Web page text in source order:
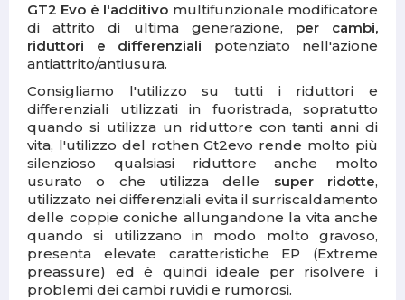
GT2 Evo è l'additivo multifunzionale modificatore
di attrito di ultima generazione, per cambi,
riduttori e differenziali potenziato nell'azione
antiattrito/antiusura.
Consigliamo l'utilizzo su tutti i riduttori e
differenziali utilizzati in fuoristrada, sopratutto
quando si utilizza un riduttore con tanti anni di
vita, l'utilizzo del rothen Gt2evo rende molto più
silenzioso qualsiasi riduttore anche molto
usurato o che utilizza delle super ridotte,
utilizzato nei differenziali evita il surriscaldamento
delle coppie coniche allungandone la vita anche
quando si utilizzano in modo molto gravoso,
presenta elevate caratteristiche EP (Extreme
preassure) ed è quindi ideale per risolvere i
problemi dei cambi ruvidi e rumorosi.